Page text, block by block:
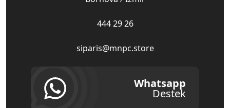
444 29 26
siparis@mnpc.store
Whatsapp
Destek